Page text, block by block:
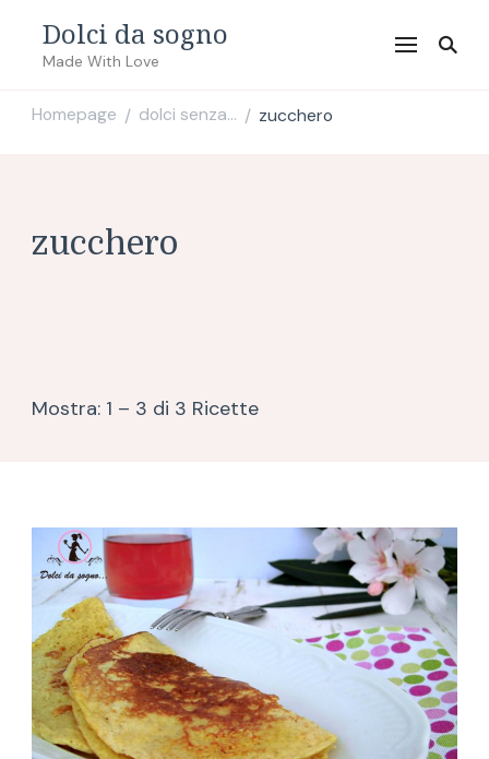
Dolci da sogno
Made With Love
Homepage / dolci senza... / zucchero
zucchero
Mostra: 1 – 3 di 3 Ricette